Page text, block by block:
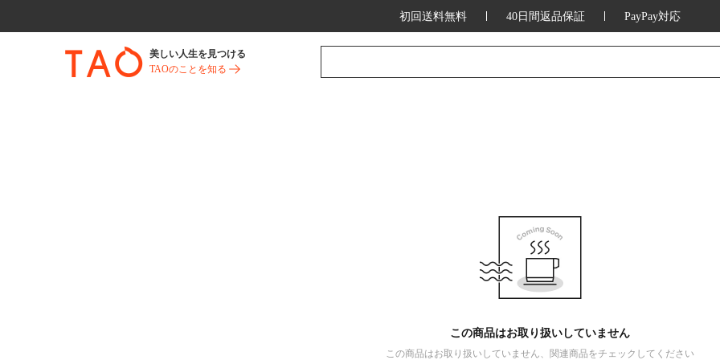
初回送料無料 40日間返品保証 PayPay対応
美しい人生を見つける
TAOのことを知る
この商品はお取り扱いしていません
この商品はお取り扱いしていません、関連商品をチェックしてください